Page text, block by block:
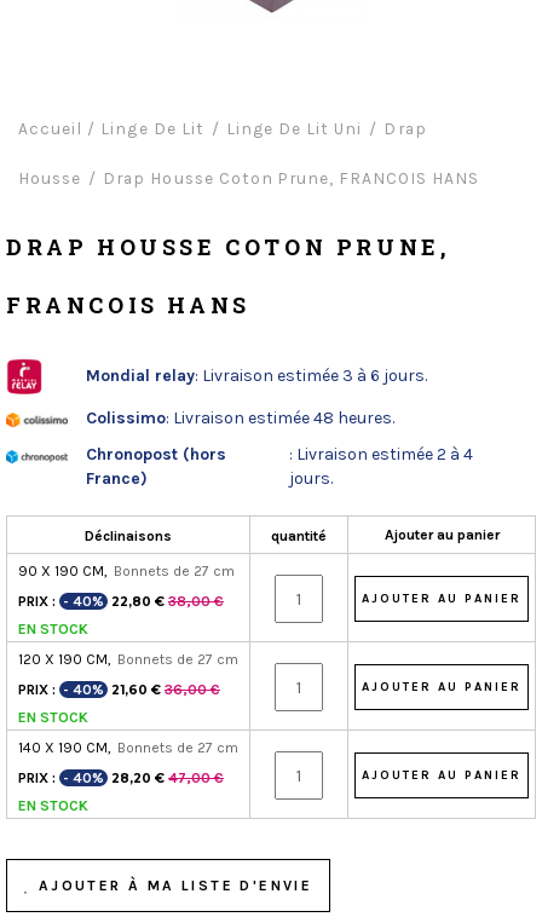
Accueil / Linge De Lit Linge De Lit Uni Drap
Housse Drap Housse Coton Prune, FRANCOIS HANS
DRAP HOUSSE COTON PRUNE,
FRANCOIS HANS
Mondial relay: Livraison estimée 3 à 6 jours.
Colissimo: Livraison estimée 48 heures.
Chronopost (hors
France)
: Livraison estimée 2 à 4
jours.
Déclinaisons quantité Ajouter au panier
90 X 190 CM, Bonnets de 27 cm
PRIX : - 40% 22,80 € 38,00 €
EN STOCK
120 X 190 CM, Bonnets de 27 cm
PRIX : - 40% 21,60 € 36,00 €
EN STOCK
140 X 190 CM, Bonnets de 27 cm
PRIX : - 40% 28,20 € 47,00 €
EN STOCK
AJOUTER À MA LISTE D'ENVIE